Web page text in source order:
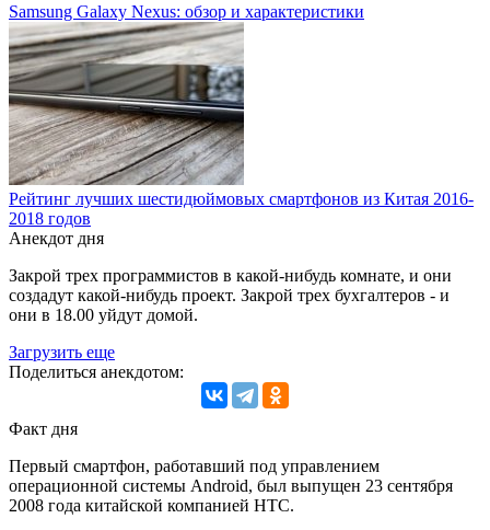
Samsung Galaxy Nexus: обзор и характеристики
Рейтинг лучших шестидюймовых смартфонов из Китая 2016-
2018 годов
Анекдот дня
Закрой трех программистов в какой-нибудь комнате, и они
создадут какой-нибудь проект. Закрой трех бухгалтеров - и
они в 18.00 уйдут домой.
Загрузить еще
Поделиться анекдотом:
Факт дня
Первый смартфон, работавший под управлением
операционной системы Android, был выпущен 23 сентября
2008 года китайской компанией HTC.